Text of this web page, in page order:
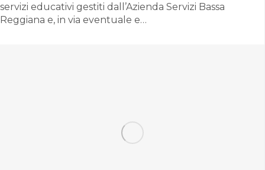
servizi educativi gestiti dall’Azienda Servizi Bassa
Reggiana e, in via eventuale e…